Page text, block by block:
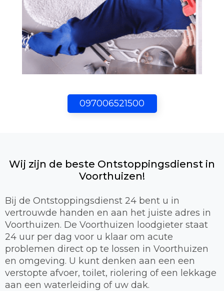
097006521500
Wij zijn de beste Ontstoppingsdienst in
Voorthuizen!
Bij de Ontstoppingsdienst 24 bent u in
vertrouwde handen en aan het juiste adres in
Voorthuizen. De Voorthuizen loodgieter staat
24 uur per dag voor u klaar om acute
problemen direct op te lossen in Voorthuizen
en omgeving. U kunt denken aan een een
verstopte afvoer, toilet, riolering of een lekkage
aan een waterleiding of uw dak.